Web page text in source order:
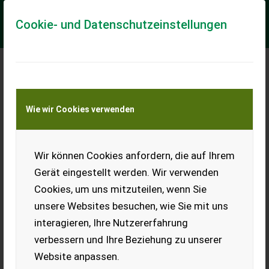
Cookie- und Datenschutzeinstellungen
Wie wir Cookies verwenden
Wir können Cookies anfordern, die auf Ihrem
Gerät eingestellt werden. Wir verwenden
Cookies, um uns mitzuteilen, wenn Sie
unsere Websites besuchen, wie Sie mit uns
interagieren, Ihre Nutzererfahrung
verbessern und Ihre Beziehung zu unserer
Website anpassen.
Meine Transportkostenanfrage
Transport von Land- und Baumaschinen –
KEINE Tiertransporte
Sonstige Mechanisch 140-60
Leicht gebrauchte mechanische Kippschaufel 140/60 in sehr
gutem Zustand. * Breite 140cm * Tiefe 60cm * Höhe
Grundbordwand 45cm * mechanische Kippu...
EUR 599 inkl. 20 % MwSt.